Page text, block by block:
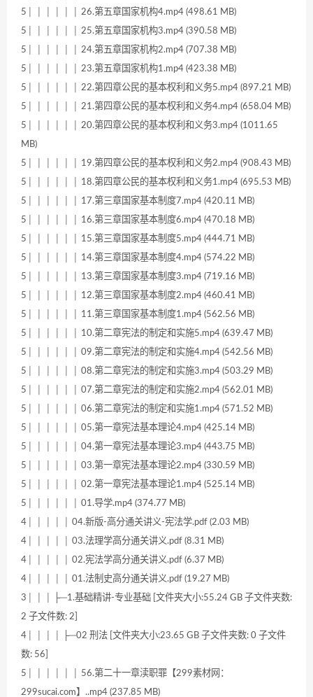
5│ │ │ │ │ │ 26.第五章国家机构4.mp4 (498.61 MB)
5│ │ │ │ │ │ 25.第五章国家机构3.mp4 (390.58 MB)
5│ │ │ │ │ │ 24.第五章国家机构2.mp4 (707.38 MB)
5│ │ │ │ │ │ 23.第五章国家机构1.mp4 (423.38 MB)
5│ │ │ │ │ │ 22.第四章公民的基本权利和义务5.mp4 (897.21 MB)
5│ │ │ │ │ │ 21.第四章公民的基本权利和义务4.mp4 (658.04 MB)
5│ │ │ │ │ │ 20.第四章公民的基本权利和义务3.mp4 (1011.65
MB)
5│ │ │ │ │ │ 19.第四章公民的基本权利和义务2.mp4 (908.43 MB)
5│ │ │ │ │ │ 18.第四章公民的基本权利和义务1.mp4 (695.53 MB)
5│ │ │ │ │ │ 17.第三章国家基本制度7.mp4 (420.11 MB)
5│ │ │ │ │ │ 16.第三章国家基本制度6.mp4 (470.18 MB)
5│ │ │ │ │ │ 15.第三章国家基本制度5.mp4 (444.71 MB)
5│ │ │ │ │ │ 14.第三章国家基本制度4.mp4 (574.22 MB)
5│ │ │ │ │ │ 13.第三章国家基本制度3.mp4 (719.16 MB)
5│ │ │ │ │ │ 12.第三章国家基本制度2.mp4 (460.41 MB)
5│ │ │ │ │ │ 11.第三章国家基本制度1.mp4 (562.56 MB)
5│ │ │ │ │ │ 10.第二章宪法的制定和实施5.mp4 (639.47 MB)
5│ │ │ │ │ │ 09.第二章宪法的制定和实施4.mp4 (542.56 MB)
5│ │ │ │ │ │ 08.第二章宪法的制定和实施3.mp4 (503.29 MB)
5│ │ │ │ │ │ 07.第二章宪法的制定和实施2.mp4 (562.01 MB)
5│ │ │ │ │ │ 06.第二章宪法的制定和实施1.mp4 (571.52 MB)
5│ │ │ │ │ │ 05.第一章宪法基本理论4.mp4 (425.14 MB)
5│ │ │ │ │ │ 04.第一章宪法基本理论3.mp4 (443.75 MB)
5│ │ │ │ │ │ 03.第一章宪法基本理论2.mp4 (330.59 MB)
5│ │ │ │ │ │ 02.第一章宪法基本理论1.mp4 (525.14 MB)
5│ │ │ │ │ │ 01.导学.mp4 (374.77 MB)
4│ │ │ │ │ 04.新版-高分通关讲义-宪法学.pdf (2.03 MB)
4│ │ │ │ │ 03.法理学高分通关讲义.pdf (8.31 MB)
4│ │ │ │ │ 02.宪法学高分通关讲义.pdf (6.37 MB)
4│ │ │ │ │ 01.法制史高分通关讲义.pdf (19.27 MB)
3│ │ │ ├─1.基础精讲-专业基础 [文件夹大小:55.24 GB 子文件夹数:
2 子文件数: 2]
4│ │ │ │ ├─02 刑法 [文件夹大小:23.65 GB 子文件夹数: 0 子文件
数: 56]
5│ │ │ │ │ │ 56.第二十一章渎职罪【299素材网：
299sucai.com】..mp4 (237.85 MB)